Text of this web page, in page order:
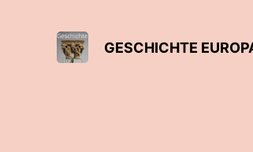
GESCHICHTE